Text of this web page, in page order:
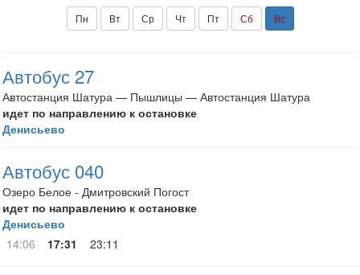
Пн Вт Ср Чт Пт Сб Вс
Автобус 27
Автостанция Шатура — Пышлицы — Автостанция Шатура
идет по направлению к остановке
Денисьево
Автобус 040
Озеро Белое - Дмитровский Погост
идет по направлению к остановке
Денисьево
14:06
17:31 23:11